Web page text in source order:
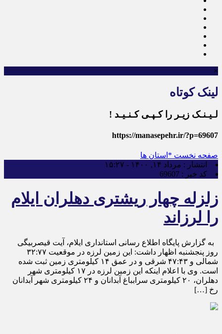
×
لینک کوتاه
لـیـنـک زیـر را کـپـی کـنـیـد !
https://manasepehr.ir/?p=69607
صفحه نخست *استان ها
انتشار : مرداد ۱۴, ۱۴۰۰ - ۱۵:۲۷
کد خبر : 69607
زلزله چهار ریشتری دهلران ایلام
را لرزاند
به گزارش پایگاه اطلاع رسانی استانداری ایلام، آیت قیصربیگی
روز پنجشنبه اظهار داشت: این زمین لرزه در موقعیت ۳۲:۷۷
شمالی و ۴۷:۴۳ شرقی و در عمق ۱۴ کیلومتری زمین ثبت شده
است. وی با اعلام اینکه این زمین لرزه در ۱۷ کیلومتری شهر
دهلران، ۲۰ کیلومتری سرابباغ آبدانان و ۲۴ کیلومتری شهر آبدانان
رخ […]